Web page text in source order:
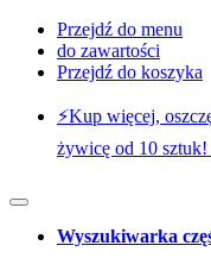
Przejdź do menu
do zawartości
Przejdź do koszyka
⚡️Kup więcej,
żywicę od 10 sztuk!
Wyszukiwarka